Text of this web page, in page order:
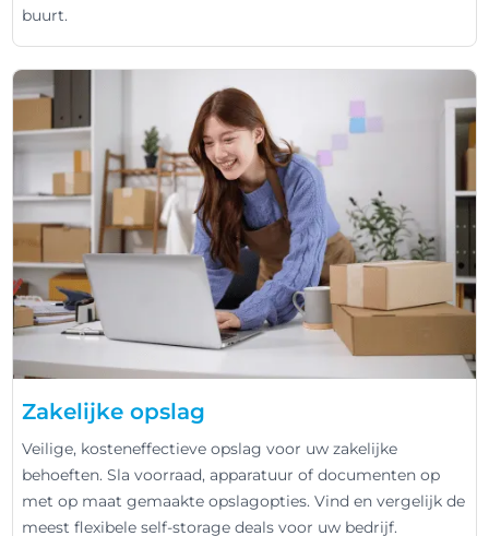
buurt.
Zakelijke opslag
Veilige, kosteneffectieve opslag voor uw zakelijke
behoeften. Sla voorraad, apparatuur of documenten op
met op maat gemaakte opslagopties. Vind en vergelijk de
meest flexibele self-storage deals voor uw bedrijf.